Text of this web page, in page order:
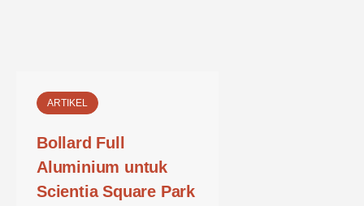
ARTIKEL
Bollard Full
Aluminium untuk
Scientia Square Park